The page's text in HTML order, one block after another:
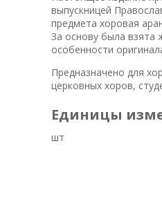
выпускницей
предмета хоровая
За основу была взята
особенности
Предназначено для
церковных хоров,
Единицы
шт